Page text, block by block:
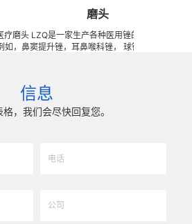
磨头
头 LZQ是一家生产各种医用锉的OEM代工工厂，
鼻窦提升锉，耳鼻喉科锉， 球钻，SDC磨头，球
们使用不锈钢，金刚石和钨钢材料。 我们可以根
提供的任意图纸或者样品来生产任何锉，而且性价
比很高。
信息
，我们会尽快回复您。